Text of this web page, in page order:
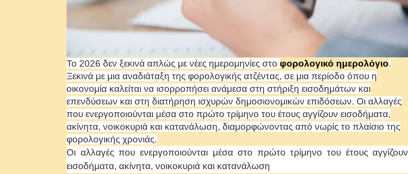
Το 2026 δεν ξεκινά απλώς με νέες ημερομηνίες στο φορολογικό ημερολόγιο.
Ξεκινά με μια αναδιάταξη της φορολογικής ατζέντας, σε μια περίοδο όπου η
οικονομία καλείται να ισορροπήσει ανάμεσα στη στήριξη εισοδημάτων και
επενδύσεων και στη διατήρηση ισχυρών δημοσιονομικών επιδόσεων. Οι αλλαγές
που ενεργοποιούνται μέσα στο πρώτο τρίμηνο του έτους αγγίζουν εισοδήματα,
ακίνητα, νοικοκυριά και κατανάλωση, διαμορφώνοντας από νωρίς το πλαίσιο της
φορολογικής χρονιάς.
Οι αλλαγές που ενεργοποιούνται μέσα στο πρώτο τρίμηνο του έτους αγγίζουν
εισοδήματα, ακίνητα, νοικοκυριά και κατανάλωση